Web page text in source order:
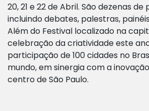
20, 21 e 22 de Abril. Sãodezenas de
incluindo debates, palestras,
Além do Festival localizado na
celebração da criatividade este
participação de 100 cidades no
mundo, em sinergia com a
centro de São Paulo.